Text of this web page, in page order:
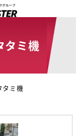
タミ機
タミ機